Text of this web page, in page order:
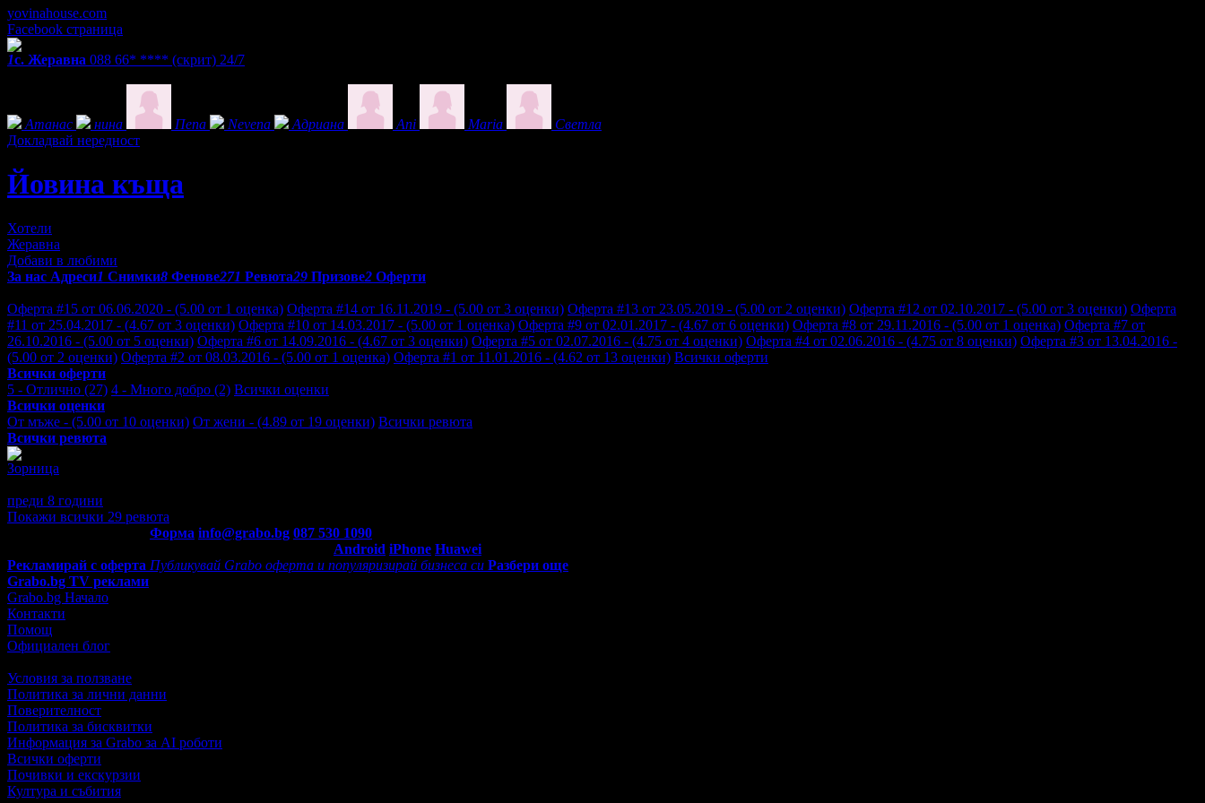
yovinahouse.com
Facebook страница
1с. Жеравна 088 66* **** (скрит) 24/7
Атанас нина Пепа Nevena Адриана Ani Maria
Светла
Докладвай нередност
Йовина къща
Хотели
Жеравна
Добави в любими
За нас Адреси1 Снимки8 Фенове271 Ревюта29 Призове2 Оферти
Оферта #15 от 06.06.2020 - (5.00 от 1 оценка) Оферта #14 от 16.11.2019 - (5.00 от 3 оценки) Оферта #13 от 23.05.2019 - (5.00 от 2 оценки) Оферта #12 от 02.10.2017 - (5.00 от 3 оценки) Оферта
#11 от 25.04.2017 - (4.67 от 3 оценки) Оферта #10 от 14.03.2017 - (5.00 от 1 оценка) Оферта #9 от 02.01.2017 - (4.67 от 6 оценки) Оферта #8 от 29.11.2016 - (5.00 от 1 оценка) Оферта #7 от
26.10.2016 - (5.00 от 5 оценки) Оферта #6 от 14.09.2016 - (4.67 от 3 оценки) Оферта #5 от 02.07.2016 - (4.75 от 4 оценки) Оферта #4 от 02.06.2016 - (4.75 от 8 оценки) Оферта #3 от 13.04.2016 -
(5.00 от 2 оценки) Оферта #2 от 08.03.2016 - (5.00 от 1 оценка) Оферта #1 от 11.01.2016 - (4.62 от 13 оценки) Всички оферти
Всички оферти
5 - Отлично (27) 4 - Много добро (2) Всички оценки
Всички оценки
От мъже - (5.00 от 10 оценки) От жени - (4.89 от 19 оценки) Всички ревюта
Всички ревюта
Зорница
преди 8 години
Покажи всички 29 ревюта
Форма info@grabo.bg 087 530 1090
Android iPhone Huawei
Рекламирай с оферта Публикувай Grabo оферта и популяризирай бизнеса си Разбери още
Grabo.bg TV реклами
Grabo.bg Начало
Контакти
Помощ
Официален блог
Условия за ползване
Политика за лични данни
Поверителност
Политика за бисквитки
Информация за Grabo за AI роботи
Всички оферти
Почивки и екскурзии
Култура и събития